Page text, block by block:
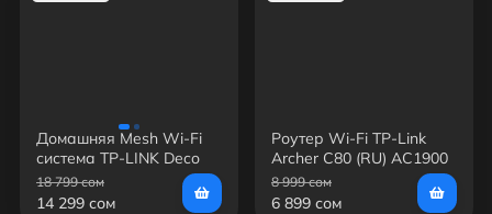
Домашняя Mesh Wi-Fi
система TP-LINK Deco
M5(2-pack) AC1300
18 799 сом
14 299 сом
Роутер Wi-Fi TP-Link
Archer C80 (RU) AC1900
— Dual-Band, до 1900
Мбит/с, 4×Gigabit LAN,
8 999 сом
6 899 сом